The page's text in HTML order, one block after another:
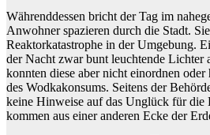
Währenddessen bricht der Tag im
Anwohner spazieren durch die Stadt.
Reaktorkatastrophe in der Umgebung.
der Nacht zwar bunt leuchtende Lichter
konnten diese aber nicht einordnen
des Wodkakonsums. Seitens der
keine Hinweise auf das Unglück für die
kommen aus einer anderen Ecke der